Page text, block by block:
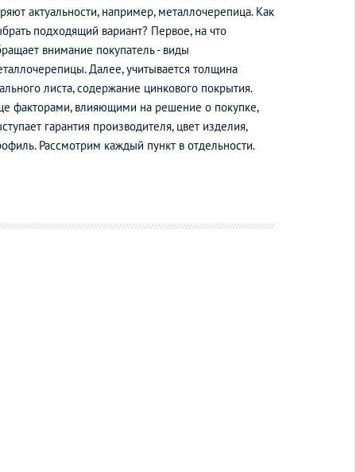
актуальности, например, металлочерепица. Как
подходящий вариант? Первое, на что
внимание покупатель - виды
Далее, учитывается толщина
листа, содержание цинкового покрытия.
факторами, влияющими на решение о покупке,
гарантия производителя, цвет изделия,
Рассмотрим каждый пункт в отдельности.